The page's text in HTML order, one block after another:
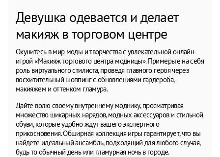
Девушка одевается и делает
макияж в торговом центре
Окунитесь в мир моды и творчества с увлекательной онлайн-
игрой «Макияж торгового центра модницы». Примерьте на себя
роль виртуального стилиста, проведя главного героя через
восхитительный шоппинг с обновлениями гардероба,
макияжем и оттенком гламура.
Дайте волю своему внутреннему моднику, просматривая
множество шикарных нарядов, модных аксессуаров и стильной
обуви, которые удобно ждут вашего экспертного
прикосновения. Обширная коллекция игры гарантирует, что вы
найдете идеальный ансамбль, подходящий для любого случая,
будь то обычный день или гламурная ночь в городе.